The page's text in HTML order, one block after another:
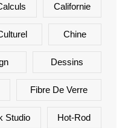
Californie
Chine
Dessins
Fibre De Verre
Studio Hot-Rod